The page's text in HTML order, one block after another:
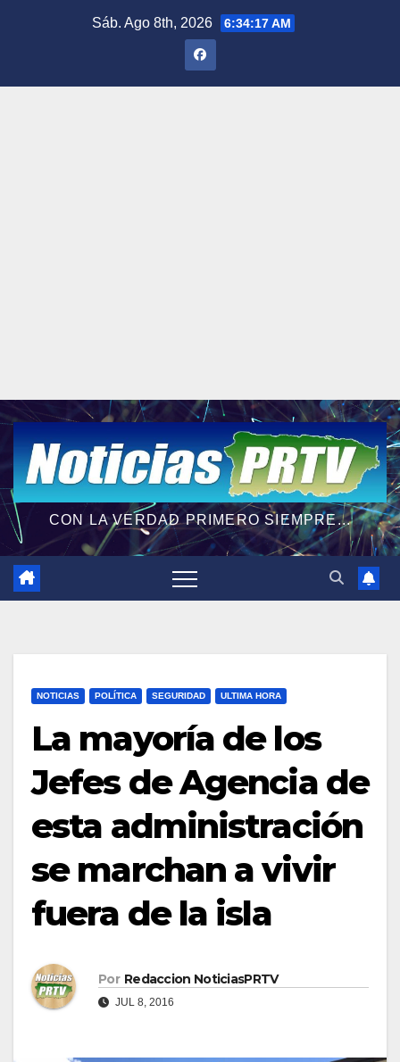
Sáb. Ago 8th, 2026 6:34:18 AM
CON LA VERDAD PRIMERO SIEMPRE...
NOTICIAS POLÍTICA SEGURIDAD ULTIMA HORA
La mayoría de los
Jefes de Agencia de
esta administración
se marchan a vivir
fuera de la isla
Por Redaccion NoticiasPRTV
JUL 8, 2016